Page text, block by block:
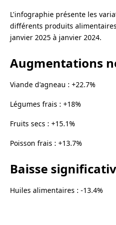
L'infographie présente les
différents produits
janvier 2025 à janvier 2024.
Augmentations
Viande d'agneau : +22.7%
Légumes frais : +18%
Fruits secs : +15.1%
Poisson frais : +13.7%
Baisse
Huiles alimentaires : -13.4%